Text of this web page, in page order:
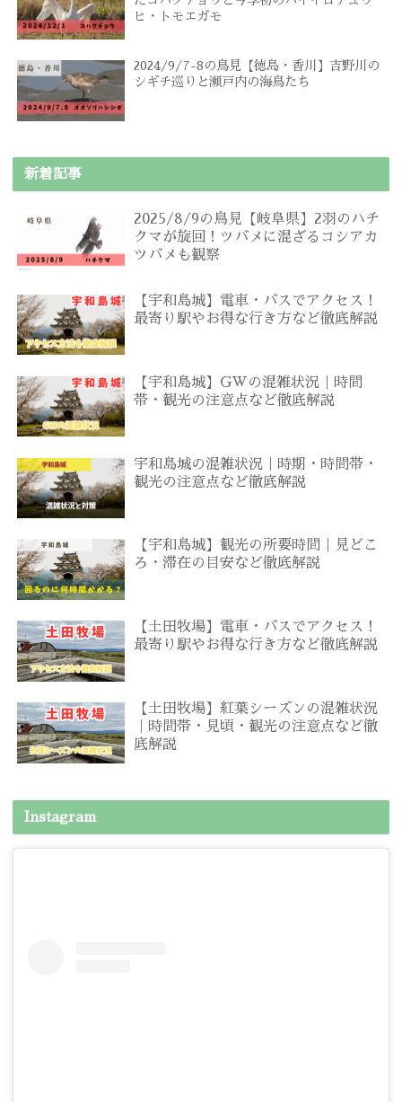
ヒ・トモエガモ
2024/9/7-8の鳥見【徳島・香川】吉野川の
シギチ巡りと瀬戸内の海鳥たち
新着記事
2025/8/9の鳥見【岐阜県】2羽のハチ
クマが旋回！ツバメに混ざるコシアカ
ツバメも観察
【宇和島城】電車・バスでアクセス！
最寄り駅やお得な行き方など徹底解説
【宇和島城】GWの混雑状況｜時間
帯・観光の注意点など徹底解説
宇和島城の混雑状況｜時期・時間帯・
観光の注意点など徹底解説
【宇和島城】観光の所要時間｜見どこ
ろ・滞在の目安など徹底解説
【土田牧場】電車・バスでアクセス！
最寄り駅やお得な行き方など徹底解説
【土田牧場】紅葉シーズンの混雑状況
｜時間帯・見頃・観光の注意点など徹
底解説
Instagram